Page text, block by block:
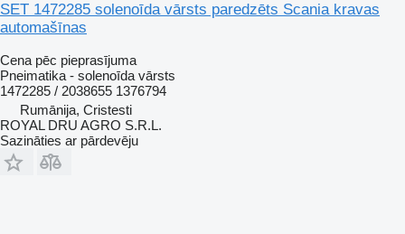
SET 1472285 solenoīda vārsts paredzēts Scania kravas
automašīnas
Cena pēc pieprasījuma
Pneimatika - solenoīda vārsts
1472285 / 2038655 1376794
Rumānija, Cristesti
ROYAL DRU AGRO S.R.L.
Sazināties ar pārdevēju